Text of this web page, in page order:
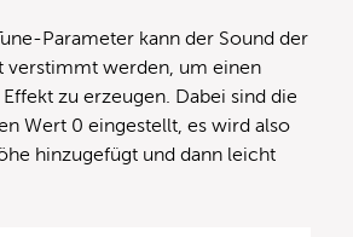
Parameter kann der Sound der
verstimmt werden, um einen
zu erzeugen. Dabei sind die
Wert 0 eingestellt, es wird also
hinzugefügt und dann leicht